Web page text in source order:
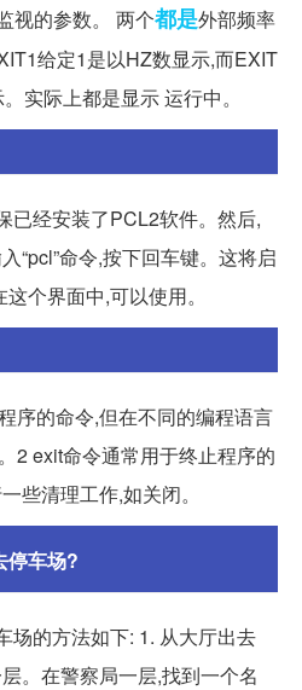
视的参数。 两个都是外部频率
给定1是以HZ数显示,而EXIT
实际上都是显示 运行中。
已经安装了PCL2软件。然后,
“pcl”命令,按下回车键。这将启
个界面中,可以使用。
序的命令,但在不同的编程语言
2 exit命令通常用于终止程序的
些清理工作,如关闭。
停车场?
场的方法如下: 1. 从大厅出去
。在警察局一层,找到一个名